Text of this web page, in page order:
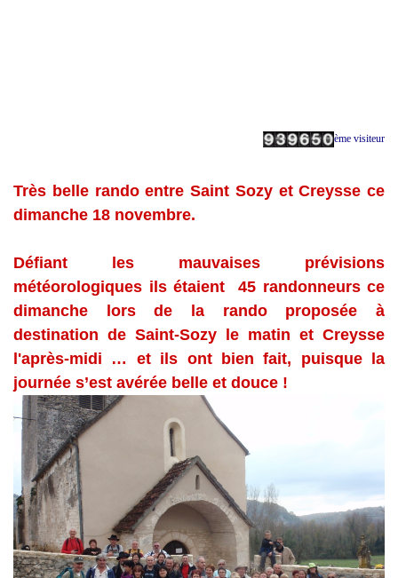
ème visiteur
Très belle rando entre Saint Sozy et Creysse ce
dimanche 18 novembre.
Défiant les mauvaises prévisions
météorologiques ils étaient 45 randonneurs ce
dimanche lors de la rando proposée à
destination de Saint-Sozy le matin et Creysse
l'après-midi … et ils ont bien fait, puisque la
journée s’est avérée belle et douce !